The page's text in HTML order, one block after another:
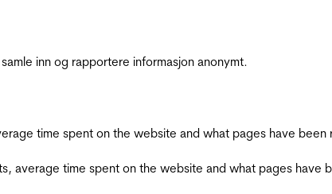
inn og rapportere informasjon anonymt.
time spent on the website and what pages have been
average time spent on the website and what pages have